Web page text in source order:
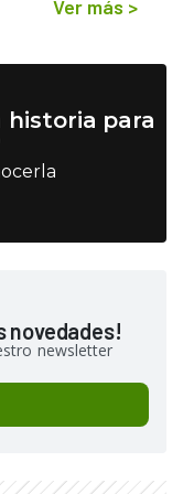
Ver más >
historia para
novedades!
newsletter